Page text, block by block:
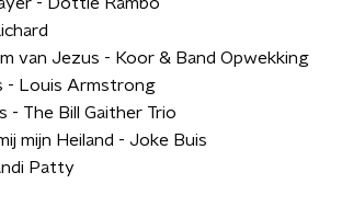
van Jezus - Koor & Band Opwekking
- Louis Armstrong
- The Bill Gaither Trio
mijn Heiland - Joke Buis
Patty